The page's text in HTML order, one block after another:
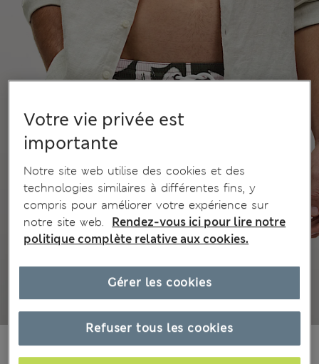
CA$67,99
Tous les prix incluent les taxes et les frais de douanes
Votre vie privée est
importante
Notre site web utilise des cookies et des
technologies similaires à différentes fins, y
compris pour améliorer votre expérience sur
notre site web.
Rendez-vous ici pour lire notre
politique complète relative aux cookies.
Refuser tous les cookies
Gérer les cookies